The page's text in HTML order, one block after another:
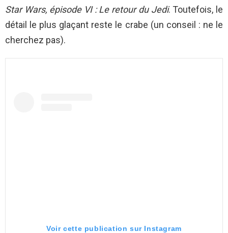
Star Wars, épisode VI : Le retour du Jedi. Toutefois, le
détail le plus glaçant reste le crabe (un conseil : ne le
cherchez pas).
Voir cette publication sur Instagram